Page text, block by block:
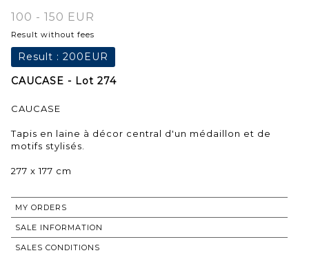
100 - 150 EUR
Result without fees
Result : 200EUR
CAUCASE - Lot 274
CAUCASE
Tapis en laine à décor central d'un médaillon et de
motifs stylisés.
277 x 177 cm
MY ORDERS
SALE INFORMATION
SALES CONDITIONS